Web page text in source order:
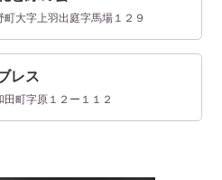
大字上羽出庭字馬場１２９
レス
町字原１２ー１１２